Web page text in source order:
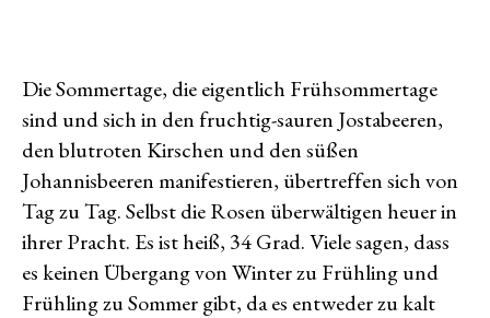
diesmal
am
Parkplatz
Die Sommertage, die eigentlich Frühsommertage
sind und sich in den fruchtig-sauren Jostabeeren,
den blutroten Kirschen und den süßen
Johannisbeeren manifestieren, übertreffen sich von
Tag zu Tag. Selbst die Rosen überwältigen heuer in
ihrer Pracht. Es ist heiß, 34 Grad. Viele sagen, dass
es keinen Übergang von Winter zu Frühling und
Frühling zu Sommer gibt, da es entweder zu kalt